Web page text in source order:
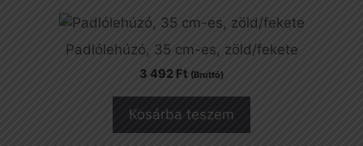
Padlólehúzó, 35 cm-es, zöld/fekete
3 492 Ft (Bruttó)
Kosárba teszem